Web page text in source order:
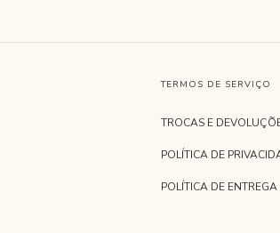
TERMOS DE SERVIÇO
TROCAS E
POLÍTICA DE
POLÍTICA DE ENTREGA